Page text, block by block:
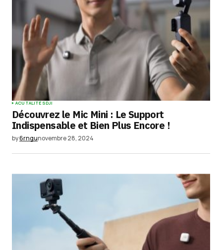
ACUTALITÉSDJI
Découvrez le Mic Mini : Le Support
Indispensable et Bien Plus Encore !
by6rngunovembre 28, 2024